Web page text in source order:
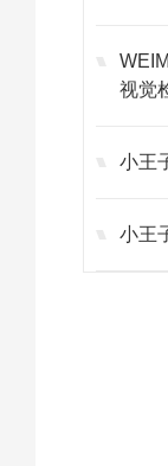
视觉
小王
小王